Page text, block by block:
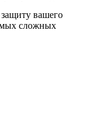
вашего
сложных